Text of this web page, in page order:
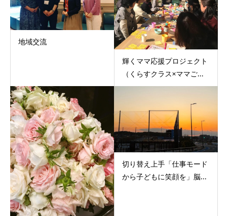
地域交流
輝くママ応援プロジェクト
（くらすクラス×ママご...
切り替え上手「仕事モード
から子どもに笑顔を」脳...